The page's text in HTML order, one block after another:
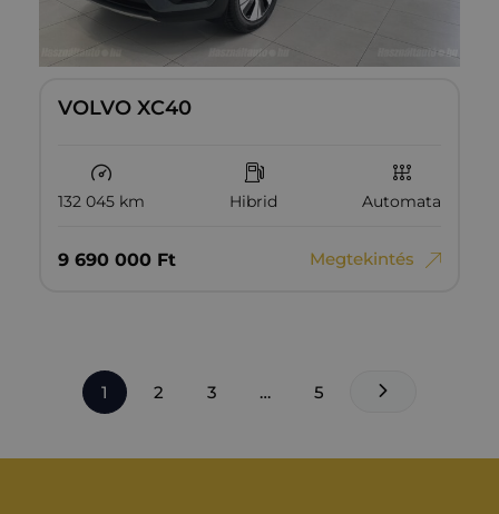
VOLVO XC40
132 045 km Hibrid Automata
9‏‏‎ ‎690‏‏‎ ‎000 Ft Megtekintés
1 2 3 … 5